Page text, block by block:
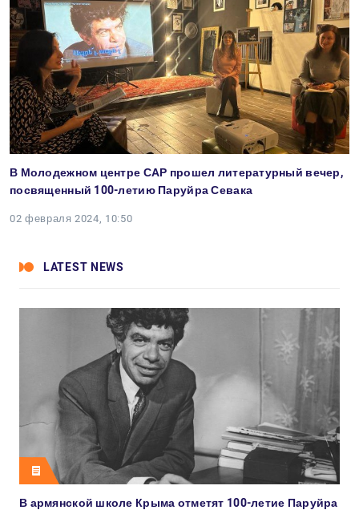
В Молодежном центре САР прошел литературный вечер,
посвященный 100-летию Паруйра Севака
02 февраля 2024, 10:50
LATEST NEWS
В армянской школе Крыма отметят 100-летие Паруйра